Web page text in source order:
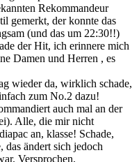
Rekommandeur
gemerkt, der konnte das
(und das um 22:30!!)
der Hit, ich erinnere mich
Damen und Herren , es
wieder da, wirklich schade,
zum No.2 dazu!
auch mal an der
Alle, die mir nicht
an, klasse! Schade,
ändert sich jedoch
Versprochen.